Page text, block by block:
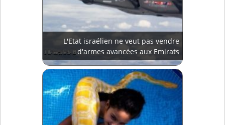
L'Etat israélien ne veut pas vendre
d'armes avancées aux Emirats